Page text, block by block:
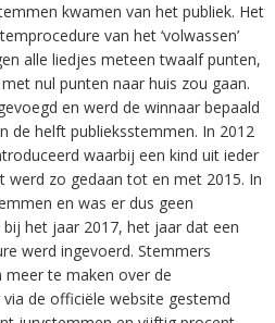
kwamen van het publiek. Het
van het ‘volwassen’
alle liedjes meteen twaalf punten,
nul punten naar huis zou gaan.
en werd de winnaar bepaald
de helft publieksstemmen. In 2012
waarbij een kind uit ieder
werd zo gedaan tot en met 2015. In
en was er dus geen
het jaar 2017, het jaar dat een
werd ingevoerd. Stemmers
te maken over de
de officiële website gestemd